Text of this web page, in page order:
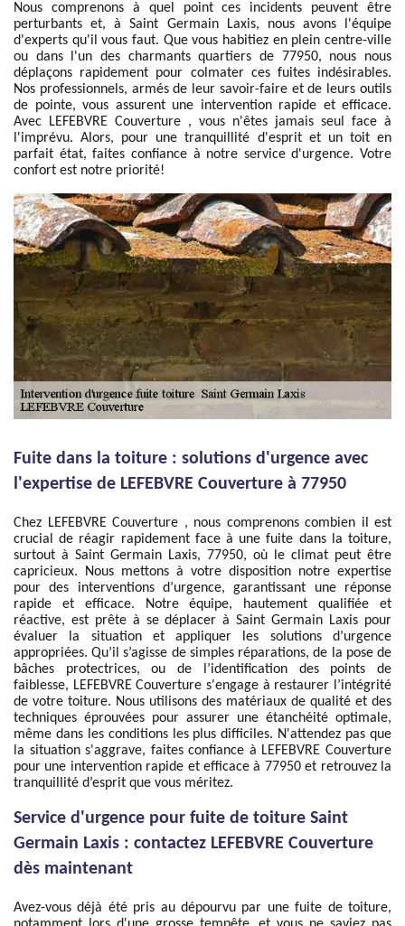
Nous comprenons à quel point ces incidents peuvent être
perturbants et, à Saint Germain Laxis, nous avons l'équipe
d'experts qu'il vous faut. Que vous habitiez en plein centre-ville
ou dans l'un des charmants quartiers de 77950, nous nous
déplaçons rapidement pour colmater ces fuites indésirables.
Nos professionnels, armés de leur savoir-faire et de leurs outils
de pointe, vous assurent une intervention rapide et efficace.
Avec LEFEBVRE Couverture , vous n'êtes jamais seul face à
l'imprévu. Alors, pour une tranquillité d'esprit et un toit en
parfait état, faites confiance à notre service d'urgence. Votre
confort est notre priorité!
Fuite dans la toiture : solutions d'urgence avec
l'expertise de LEFEBVRE Couverture à 77950
Chez LEFEBVRE Couverture , nous comprenons combien il est
crucial de réagir rapidement face à une fuite dans la toiture,
surtout à Saint Germain Laxis, 77950, où le climat peut être
capricieux. Nous mettons à votre disposition notre expertise
pour des interventions d’urgence, garantissant une réponse
rapide et efficace. Notre équipe, hautement qualifiée et
réactive, est prête à se déplacer à Saint Germain Laxis pour
évaluer la situation et appliquer les solutions d’urgence
appropriées. Qu’il s’agisse de simples réparations, de la pose de
bâches protectrices, ou de l’identification des points de
faiblesse, LEFEBVRE Couverture s'engage à restaurer l’intégrité
de votre toiture. Nous utilisons des matériaux de qualité et des
techniques éprouvées pour assurer une étanchéité optimale,
même dans les conditions les plus difficiles. N'attendez pas que
la situation s'aggrave, faites confiance à LEFEBVRE Couverture
pour une intervention rapide et efficace à 77950 et retrouvez la
tranquillité d’esprit que vous méritez.
Service d'urgence pour fuite de toiture Saint
Germain Laxis : contactez LEFEBVRE Couverture
dès maintenant
Avez-vous déjà été pris au dépourvu par une fuite de toiture,